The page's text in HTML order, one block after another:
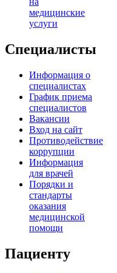
медицинские
услуги
Специалисты
Информация о
специалистах
График приема
специалистов
Вакансии
Вход на сайт
Противодействие
коррупции
Информация
для врачей
Порядки и
стандарты
оказания
медицинской
помощи
Пациенту